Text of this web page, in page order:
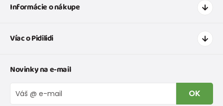
Informácie o nákupe
Doprava a platba
Tabuľka veľkostí obuvi
Vrátenie tovaru a reklamacie
Reklamačný poriadok
Víac o Pidilidi
O nás
Blog
Veľkoobchod PiDiLiDi
Novinky na e-mail
OK